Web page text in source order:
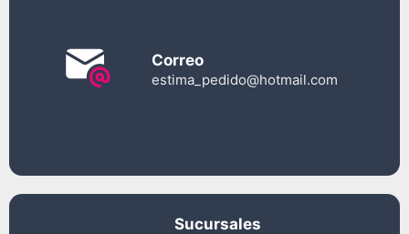
Correo
estima_pedido@hotmail.com
Sucursales